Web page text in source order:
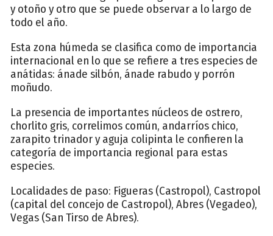
y otoño y otro que se puede observar a lo largo de
todo el año.
Esta zona húmeda se clasifica como de importancia
internacional en lo que se refiere a tres especies de
anátidas: ánade silbón, ánade rabudo y porrón
moñudo.
La presencia de importantes núcleos de ostrero,
chorlito gris, correlimos común, andarríos chico,
zarapito trinador y aguja colipinta le confieren la
categoría de importancia regional para estas
especies.
Localidades de paso: Figueras (Castropol), Castropol
(capital del concejo de Castropol), Abres (Vegadeo),
Vegas (San Tirso de Abres).